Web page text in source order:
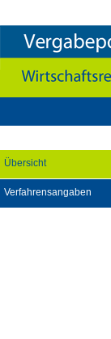
Aachen
DÃ¼ren
Heinsberg
Übersicht
Verfahrensangaben